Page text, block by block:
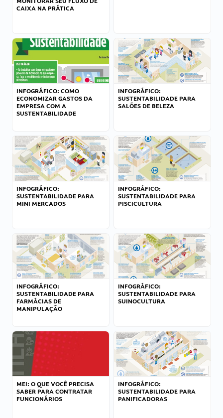
CAIXA NA PRÁTICA
INFOGRÁFICO: COMO
ECONOMIZAR GASTOS DA
EMPRESA COM A
SUSTENTABILIDADE
INFOGRÁFICO:
SUSTENTABILIDADE PARA
SALÕES DE BELEZA
INFOGRÁFICO:
SUSTENTABILIDADE PARA
MINI MERCADOS
INFOGRÁFICO:
SUSTENTABILIDADE PARA
PISCICULTURA
INFOGRÁFICO:
SUSTENTABILIDADE PARA
FARMÁCIAS DE
MANIPULAÇÃO
INFOGRÁFICO:
SUSTENTABILIDADE PARA
SUINOCULTURA
MEI: O QUE VOCÊ PRECISA
SABER PARA CONTRATAR
FUNCIONÁRIOS
INFOGRÁFICO:
SUSTENTABILIDADE PARA
PANIFICADORAS